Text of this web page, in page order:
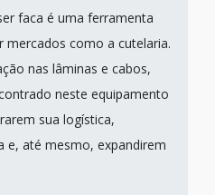
faca é uma ferramenta
mercados como a cutelaria.
nas lâminas e cabos,
neste equipamento
sua logística,
e, até mesmo, expandirem